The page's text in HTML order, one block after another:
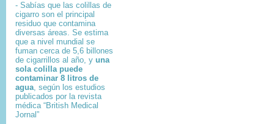
- Sabías que l as colillas de
cigarro son el principal
residuo que contamina
diversas áreas. Se estima
que a nivel mundial se
fuman cerca de 5,6 billones
de cigarrillos al año, y una
sola colilla puede
contaminar 8 litros de
agua, según los estudios
publicados por la revista
médica “British Medical
Jornal”